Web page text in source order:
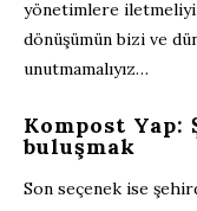
yönetimlere
dönüşümün bizi ve
unutmamalıyız…
Kompost
buluşmak
Son seçenek ise